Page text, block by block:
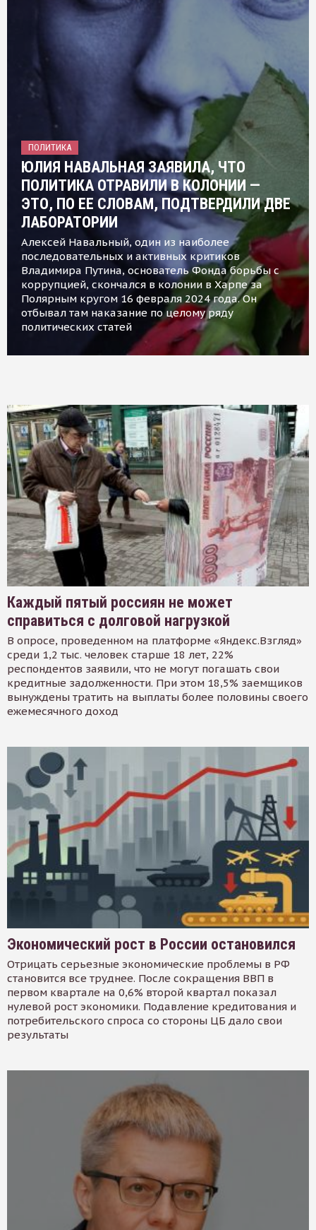
ПОЛИТИКА
ЮЛИЯ НАВАЛЬНАЯ ЗАЯВИЛА, ЧТО
ПОЛИТИКА ОТРАВИЛИ В КОЛОНИИ —
ЭТО, ПО ЕЕ СЛОВАМ, ПОДТВЕРДИЛИ ДВЕ
ЛАБОРАТОРИИ
Алексей Навальный, один из наиболее
последовательных и активных критиков
Владимира Путина, основатель Фонда борьбы с
коррупцией, скончался в колонии в Харпе за
Полярным кругом 16 февраля 2024 года. Он
отбывал там наказание по целому ряду
политических статей
Каждый пятый россиян не может
справиться с долговой нагрузкой
В опросе, проведенном на платформе «Яндекс.Взгляд»
среди 1,2 тыс. человек старше 18 лет, 22%
респондентов заявили, что не могут погашать свои
кредитные задолженности. При этом 18,5% заемщиков
вынуждены тратить на выплаты более половины своего
ежемесячного доход
Экономический рост в России остановился
Отрицать серьезные экономические проблемы в РФ
становится все труднее. После сокращения ВВП в
первом квартале на 0,6% второй квартал показал
нулевой рост экономики. Подавление кредитования и
потребительского спроса со стороны ЦБ дало свои
результаты